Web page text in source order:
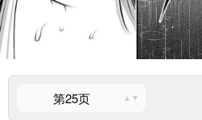
第25页